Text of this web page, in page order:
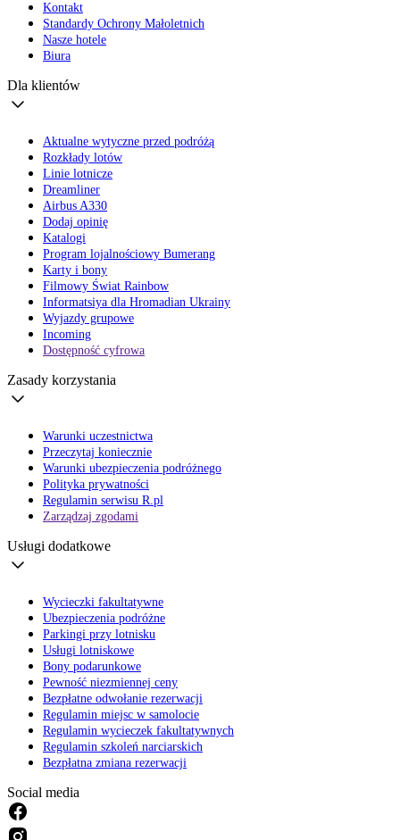
Kontakt
Standardy Ochrony Małoletnich
Nasze hotele
Biura
Dla klientów
Aktualne wytyczne przed podróżą
Rozkłady lotów
Linie lotnicze
Dreamliner
Airbus A330
Dodaj opinię
Katalogi
Program lojalnościowy Bumerang
Karty i bony
Filmowy Świat Rainbow
Informatsiya dla Hromadian Ukrainy
Wyjazdy grupowe
Incoming
Dostępność cyfrowa
Zasady korzystania
Warunki uczestnictwa
Przeczytaj koniecznie
Warunki ubezpieczenia podróżnego
Polityka prywatności
Regulamin serwisu R.pl
Zarządzaj zgodami
Usługi dodatkowe
Wycieczki fakultatywne
Ubezpieczenia podróżne
Parkingi przy lotnisku
Usługi lotniskowe
Bony podarunkowe
Pewność niezmiennej ceny
Bezpłatne odwołanie rezerwacji
Regulamin miejsc w samolocie
Regulamin wycieczek fakultatywnych
Regulamin szkoleń narciarskich
Bezpłatna zmiana rezerwacji
Social media